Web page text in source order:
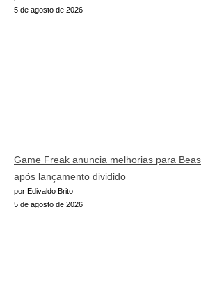
5 de agosto de 2026
Game Freak anuncia melhorias para
após lançamento dividido
por Edivaldo Brito
5 de agosto de 2026